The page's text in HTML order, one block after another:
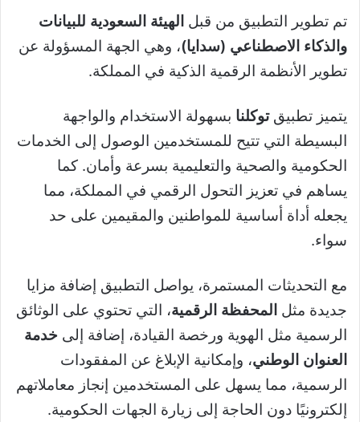
تم تطوير التطبيق من قبل الهيئة السعودية للبيانات
والذكاء الاصطناعي (سدايا)، وهي الجهة المسؤولة عن
تطوير الأنظمة الرقمية الذكية في المملكة.
يتميز تطبيقتوكلنا بسهولة الاستخدام والواجهة
البسيطة التي تتيح للمستخدمين الوصول إلى الخدمات
الحكومية والصحية والتعليمية بسرعة وأمان. كما
يساهم في تعزيز التحول الرقمي في المملكة، مما
يجعله أداة أساسية للمواطنين والمقيمين على حد
سواء.
مع التحديثات المستمرة، يواصل التطبيق إضافة مزايا
جديدة مثل المحفظة الرقمية، التي تحتوي على الوثائق
الرسمية مثل الهوية ورخصة القيادة، إضافة إلى خدمة
العنوان الوطني، وإمكانية الإبلاغ عن المفقودات
الرسمية، مما يسهل على المستخدمين إنجاز معاملاتهم
إلكترونيًا دون الحاجة إلى زيارة الجهات الحكومية.